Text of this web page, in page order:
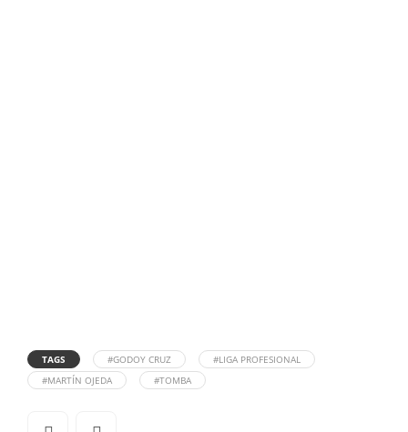
TAGS #GODOY CRUZ
#LIGA PROFESIONAL
#MARTÍN OJEDA
#TOMBA